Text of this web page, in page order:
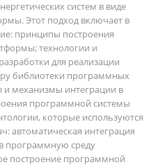
систем в виде
Этот подход включает в
принципы построения
технологии и
для реализации
библиотеки программных
и механизмы интеграции в
программной системы
которые используются
автоматическая интеграция
программную среду
построение программной